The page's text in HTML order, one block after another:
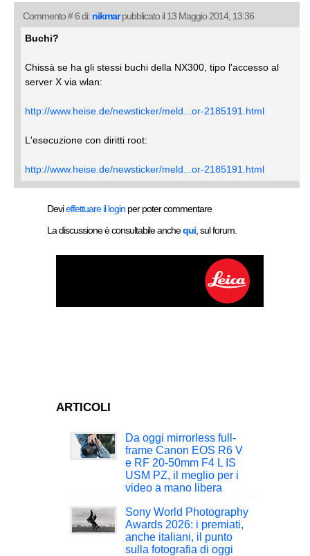
Commento # 6 di: nikmarpubblicato il 13 Maggio 2014, 13:36
Buchi?
Chissà se ha gli stessi buchi della NX300, tipo l'accesso al
server X via wlan:
http://www.heise.de/newsticker/meld...or-2185191.html
L'esecuzione con diritti root:
http://www.heise.de/newsticker/meld...or-2185191.html
Devieffettuare il login per poter commentare
La discussione è consultabile anchequi , sul forum.
ARTICOLI
Da oggi mirrorless full-
frame Canon EOS R6 V
e RF 20-50mm F4 L IS
USM PZ, il meglio per i
video a mano libera
Sony World Photography
Awards 2026: i premiati,
anche italiani, il punto
sulla fotografia di oggi